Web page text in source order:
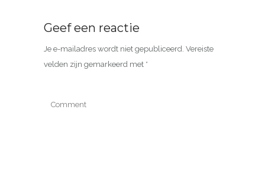
Geef een reactie
Je e-mailadres wordt niet gepubliceerd. Vereiste
velden zijn gemarkeerd met *